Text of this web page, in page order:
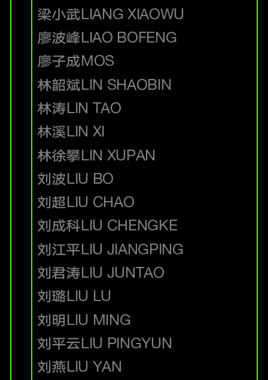
梁小武LIANG XIAOWU
廖波峰LIAO BOFENG
廖子成MOS
林韶斌LIN SHAOBIN
林涛LIN TAO
林溪LIN XI
林徐攀LIN XUPAN
刘波LIU BO
刘超LIU CHAO
刘成科LIU CHENGKE
刘江平LIU JIANGPING
刘君涛LIU JUNTAO
刘璐LIU LU
刘明LIU MING
刘平云LIU PINGYUN
刘燕LIU YAN